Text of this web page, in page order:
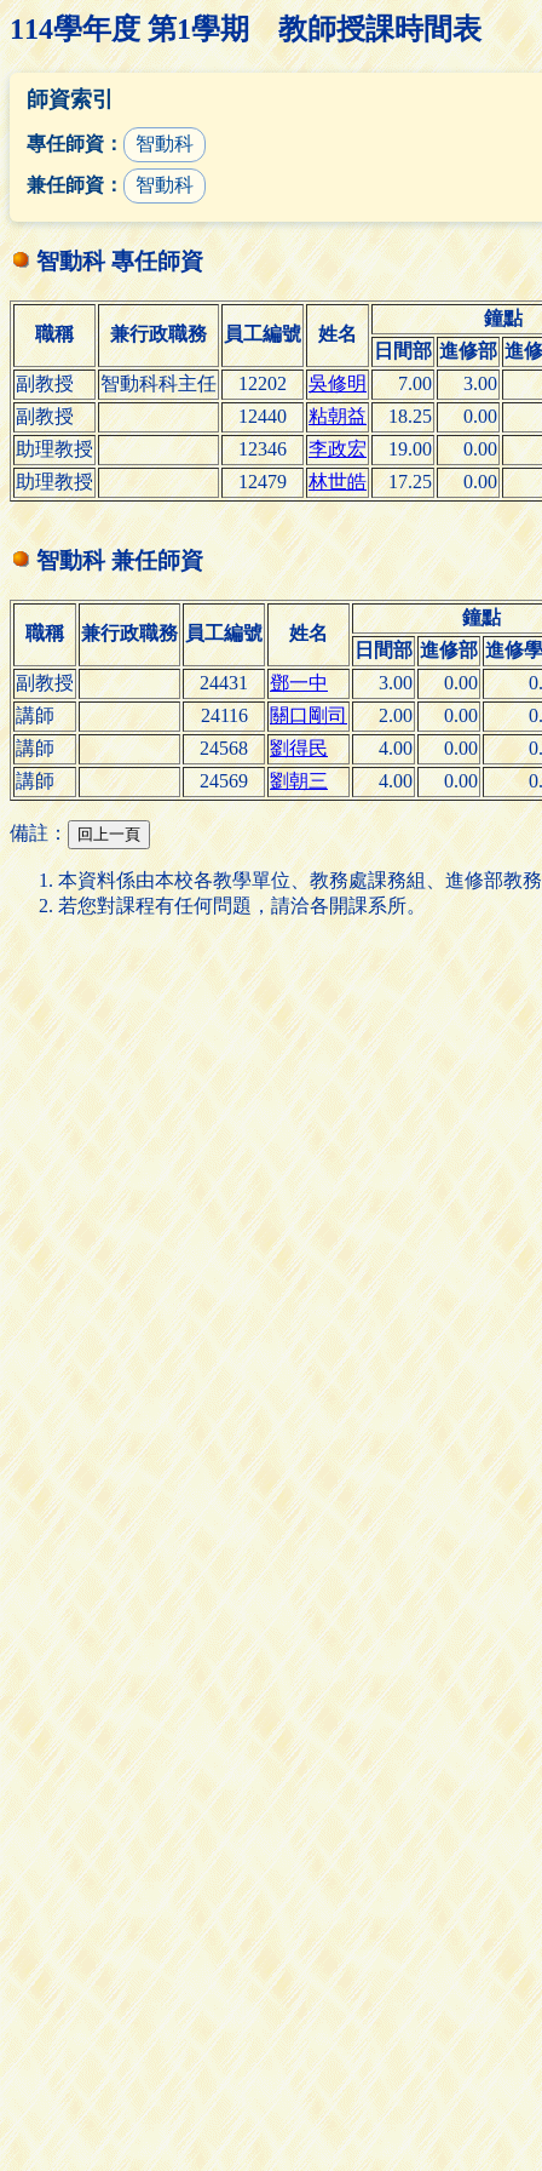
114學年度 第1學期 教師授課時間表
師資索引
專任師資：
智動科
兼任師資：
智動科
智動科 專任師資
職稱 兼行政職務 員工編號 姓名
鐘點
日間部 進修部 進
副教授
智動科科主任 12202 吳修明 7.00
3.00
副教授
12440 粘朝益 18.25
0.00
助理教授
12346 李政宏 19.00
0.00
助理教授
12479 林世皓 17.25 0.00
智動科 兼任師資
職稱 兼行政職務 員工編號 姓名
鐘點
日間部 進修部 進修
副教授
24431 鄧一中 3.00 0.00
講師
24116 關口剛司 2.00 0.00
講師
24568 劉得民 4.00 0.00
講師
24569 劉朝三 4.00 0.00
備註：
本資料係由本校各教學單位、教務處課務組、進修部教
若您對課程有任何問題，請洽各開課系所。